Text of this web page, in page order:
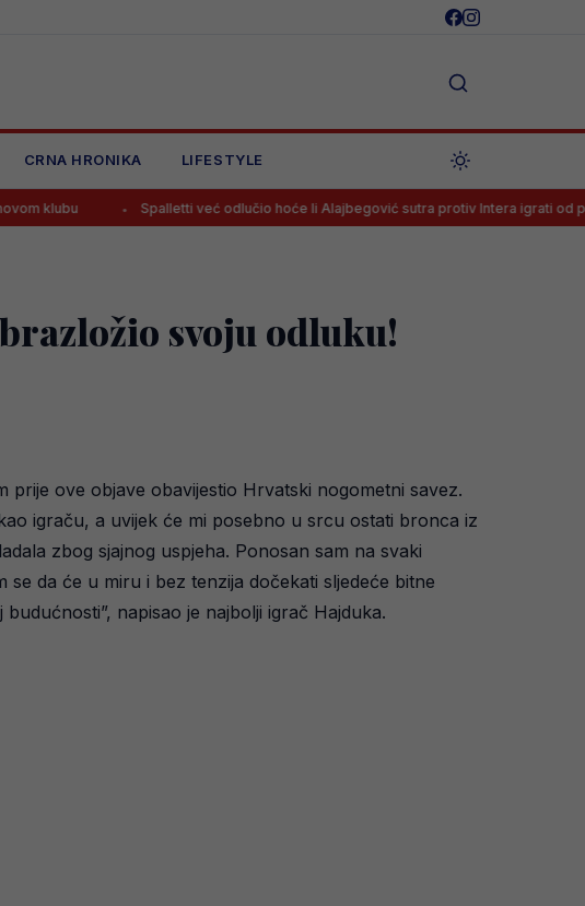
CRNA HRONIKA LIFESTYLE
Spalletti već odlučio hoće li Alajbegović sutra protiv Intera igrati od prve minute
svoju odluku!
ove objave obavijestio Hrvatski nogometni savez.
igraču, a uvijek će mi posebno u srcu ostati bronca iz
zbog sjajnog uspjeha. Ponosan sam na svaki
da će u miru i bez tenzija dočekati sljedeće bitne
napisao je najbolji igrač Hajduka.